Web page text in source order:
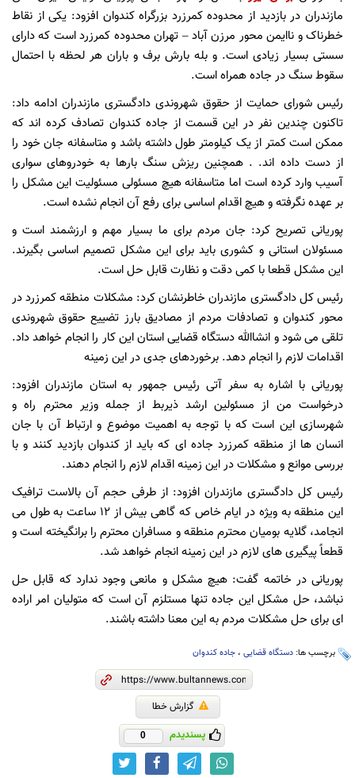
مازندران در بازدید از محدوده کمرزرد بزرگراه کندوان افزود: یکی از نقاط
خطرناک و ناایمن محور مرزن آباد – تهران محدوده کمرزرد است که دارای
سستی بسیار زیادی است. و بله بارش برف و باران هر لحظه با احتمال
سقوط سنگ در جاده همراه است.
رئیس شورای حمایت از حقوق شهروندی دادگستری مازندران ادامه داد:
تاکنون چندین نفر در این قسمت از جاده کندوان تصادف کرده اند که
ممکن است کمتر از یک کیلومتر طول داشته باشد و متاسفانه جان خود را
از دست داده اند. . همچنین ریزش سنگ بارها به خودروهای سواری
آسیب وارد کرده است اما متاسفانه هیچ مسئولی مسئولیت این مشکل را
بر عهده نگرفته و هیچ اقدام اساسی برای رفع آن انجام نشده است.
پوریانی تصریح کرد: جان مردم برای ما بسیار مهم و ارزشمند است و
مسئولان استانی و کشوری باید برای این مشکل تصمیم اساسی بگیرند.
این مشکل قطعا با کمی دقت و نظارت قابل حل است.
رئیس کل دادگستری مازندران خاطرنشان کرد: مشکلات منطقه کمرزرد در
محور کندوان و تصادفات مردم از مصادیق بارز تضییع حقوق شهروندی
تلقی می شود و انشاالله دستگاه قضایی استان این کار را انجام خواهد داد.
اقدامات لازم را انجام دهد. برخوردهای جدی در این زمینه
پوریانی با اشاره به سفر آتی رئیس جمهور به استان مازندران افزود:
درخواست من از مسئولین ارشد ذیربط از جمله وزیر محترم راه و
شهرسازی این است که با توجه به اهمیت موضوع و ارتباط آن با جان
انسان ها از منطقه کمرزرد جاده ای که باید از کندوان بازدید کنند و با
بررسی موانع و مشکلات در این زمینه اقدام لازم را انجام دهند.
رئیس کل دادگستری مازندران افزود: از طرفی حجم آن بالاست ترافیک
این منطقه به ویژه در ایام خاص که گاهی بیش از 12 ساعت به طول می
انجامد، گلایه بومیان محترم منطقه و مسافران محترم را برانگیخته است و
قطعاً پیگیری های لازم در این زمینه انجام خواهد شد.
پوریانی در خاتمه گفت: هیچ مشکل و مانعی وجود ندارد که قابل حل
نباشد، حل مشکل این جاده تنها مستلزم آن است که متولیان امر اراده
ای برای حل مشکلات مردم به این معنا داشته باشند.
برچسب ها: دستگاه قضایی ، جاده کندوان
گزارش خطا
پسندیدم 0